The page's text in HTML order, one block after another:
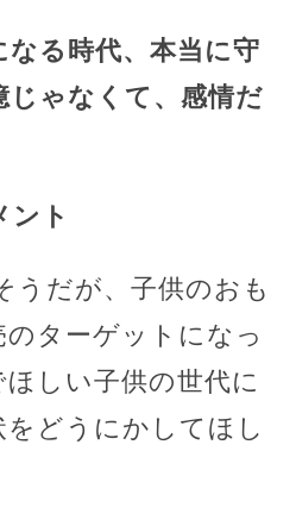
る時代、本当に守
じゃなくて、感情だ
ント
うだが、子供のおも
ターゲットになっ
しい子供の世代に
どうにかしてほし